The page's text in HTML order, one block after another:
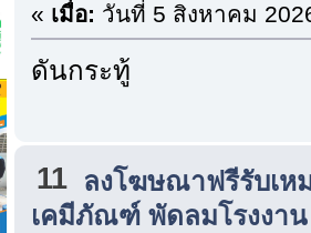
« เมื่อ: วันที่ 5 สิงหาคม
ดันกระทู้
11 ลงโฆษณาฟรีรับเห
เคมีภัณฑ์ พัดลมโรงงาน